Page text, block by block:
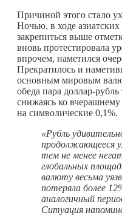
Причиной этого стало
Ночью, в ходе
закрепиться выше
вновь протестировала
впрочем, наметился
Прекратилось и
основным мировым
обеда пара доллар-
снижаясь ко
на символические 0,1%.
«Рубль
продолжающееся
тем не менее
глобальных
валюту весьма
потеряла более
аналогичный
Ситуация